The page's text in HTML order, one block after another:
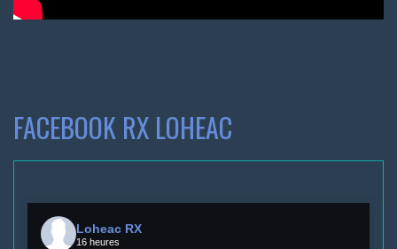
FACEBOOK RX LOHEAC
Loheac RX
16 heures